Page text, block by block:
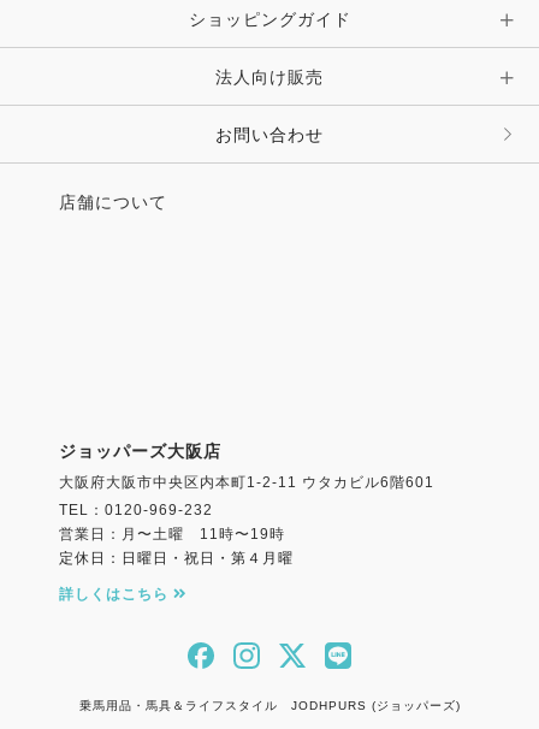
キーホルダー・チャーム・ストラップ
その他 ファッション雑貨
その他 アクセサリーショッピングガイド
法人向け販売
お問い合わせ
店舗について
ジョッパーズ大阪店
大阪府大阪市中央区内本町1-2-11 ウタカビル6階601
TEL：0120-969-232
営業日：月〜土曜 11時〜19時
定休日：日曜日・祝日・第４月曜
詳しくはこちら
乗馬用品・馬具＆ライフスタイル JODHPURS (ジョッパーズ)